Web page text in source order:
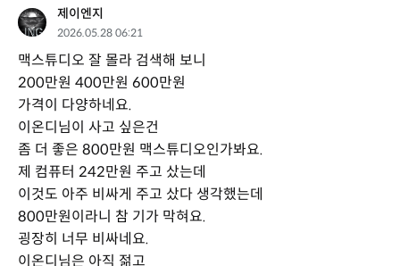
제이엔지
2026.05.28 06:21
맥스튜디오 잘 몰라 검색해 보니
200만원 400만원 600만원
가격이 다양하네요.
이온디님이 사고 싶은건
좀 더 좋은 800만원 맥스튜디오인가봐요.
제 컴퓨터 242만원 주고 샀는데
이것도 아주 비싸게 주고 샀다 생각했는데
800만원이라니 참 기가 막혀요.
굉장히 너무 비싸네요.
이온디님은 아직 젊고